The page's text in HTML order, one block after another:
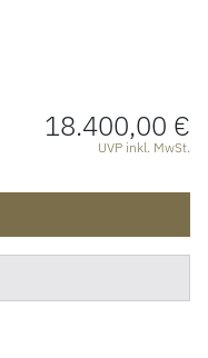
18.400,00 €
UVP inkl. MwSt.